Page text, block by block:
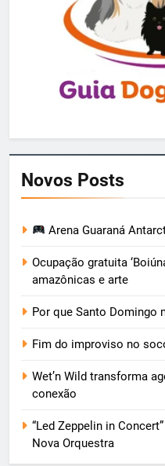
Novos Posts
Arena Guaraná
Ocupação gratuita
amazônicas e arte
Por que Santo Domingo
Fim do improviso no
Wet’n Wild transforma
conexão
“Led Zeppelin in
Nova Orquestra